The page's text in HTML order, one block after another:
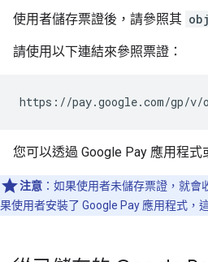
使用者儲存票證後，請參照其
請使用以下連結來參照票證：
https://pay.google.com/gp/
您可以透過 Google Pay 應用程式
注意 ：如果使用者未儲存票證，就
果使用者安裝了 Google Pay 應用程式，